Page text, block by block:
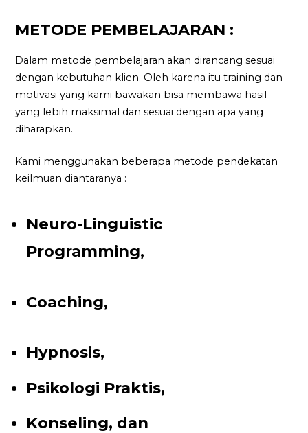
METODE PEMBELAJARAN :
Dalam metode pembelajaran akan dirancang sesuai
dengan kebutuhan klien. Oleh karena itu training dan
motivasi yang kami bawakan bisa membawa hasil
yang lebih maksimal dan sesuai dengan apa yang
diharapkan.
Kami menggunakan beberapa metode pendekatan
keilmuan diantaranya :
Neuro-Linguistic
Programming,
Coaching,
Hypnosis,
Psikologi Praktis,
Konseling, dan